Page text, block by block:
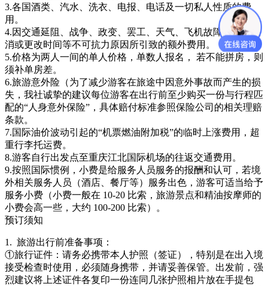
3.各国酒类、汽水、洗衣、电报、电话及一切私人性质的费
用。
4.因交通延阻、战争、政变、罢工、天气、飞机故障、航班取
消或更改时间等不可抗力原因所引致的额外费用。
5.价格为两人一间的单人价格，单数人报名， 若不能拼房，则
须补单房差。
6.旅游意外险（为了减少游客在旅途中因意外事故而产生的损
失，我社诚挚的建议每位游客在出行前至少购买一份与行程匹
配的“人身意外保险”，具体赔付标准参照保险公司的相关理赔
条款。
7.国际油价波动引起的“机票燃油附加税”的临时上涨费用，超
重行李托运费。
8.游客自行出发点至重庆江北国际机场的往返交通费用。
9.按照国际惯例，小费是给服务人员服务的报酬和认可，若境
外相关服务人员（酒店、餐厅等）服务出色，游客可适当给予
服务小费（小费一般在 10-20 比索，旅游景点和精油按摩师的
小费会高一些，大约 100-200 比索）。
预订须知
1. 旅游出行前准备事项：
①旅行证件：请务必携带本人护照（签证），特别是在出入境
接受检查时使用，必须随身携带，并请妥善保管。出发前，强
烈建议将上述证件各复印一份连同几张护照相片放在手提包